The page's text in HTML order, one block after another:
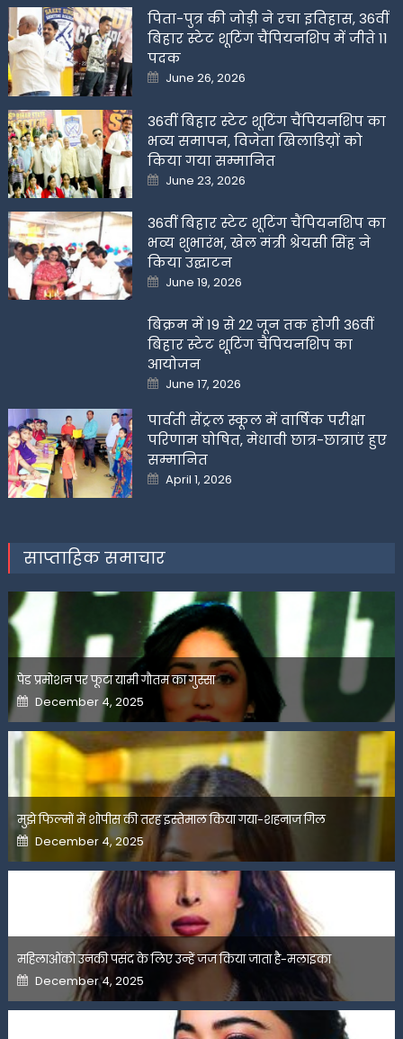
पिता-पुत्र की जोड़ी ने रचा इतिहास, 36वीं
बिहार स्टेट शूटिंग चैंपियनशिप में जीते 11
पदक
Posted
on
June 26, 2026
36वीं बिहार स्टेट शूटिंग चैंपियनशिप का
भव्य समापन, विजेता खिलाडिय़ों को
किया गया सम्मानित
Posted
on
June 23, 2026
36वीं बिहार स्टेट शूटिंग चैंपियनशिप का
भव्य शुभारंभ, खेल मंत्री श्रेयसी सिंह ने
किया उद्घाटन
Posted
on
June 19, 2026
बिक्रम में 19 से 22 जून तक होगी 36वीं
बिहार स्टेट शूटिंग चैंपियनशिप का
आयोजन
Posted
on
June 17, 2026
पार्वती सेंट्रल स्कूल में वार्षिक परीक्षा
परिणाम घोषित, मेधावी छात्र-छात्राएं हुए
सम्मानित
Posted
on
April 1, 2026
साप्ताहिक समाचार
पेड प्रमोशन पर फूटा यामी गौतम का गुस्सा
Posted
on
December 4, 2025
मुझे फिल्मों में शोपीस की तरह इस्तेमाल किया गया-शहनाज गिल
Posted
on
December 4, 2025
महिलाओंको उनकी पसंद के लिए उन्हें जज किया जाता है-मलाइका
Posted
on
December 4, 2025